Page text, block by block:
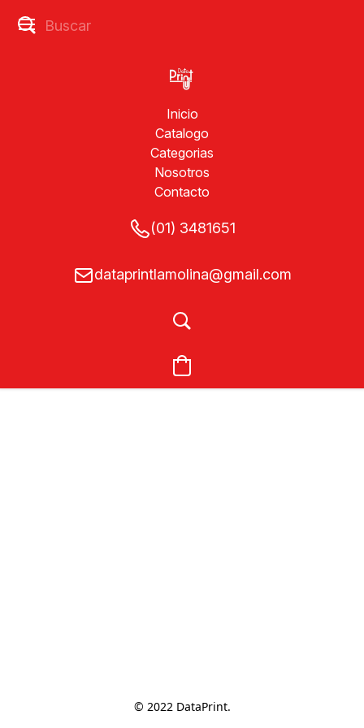
Inicio
Catalogo
Categorias
Nosotros
Contacto
(01) 3481651
dataprintlamolina@gmail.com
© 2022 DataPrint.